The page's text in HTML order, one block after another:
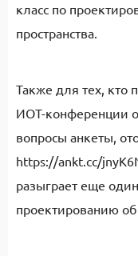
класс по
пространства.
Также для тех, кто
ИОТ-конференции
вопросы анкеты,
https://ankt.cc/
разыграет еще
проектированию